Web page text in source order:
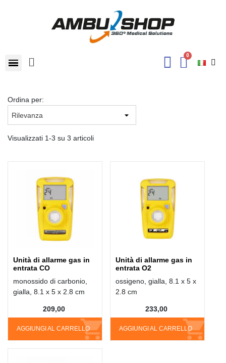
Ordina per:
Visualizzati 1-3 su 3 articoli
Unità di allarme gas in
entrata CO
monossido di carbonio,
gialla, 8.1 x 5 x 2.8 cm
AGGIUNGI AL CARRELLO
209,00
Unità di allarme gas in
entrata O2
ossigeno, gialla, 8.1 x 5 x
2.8 cm
AGGIUNGI AL CARRELLO
233,00